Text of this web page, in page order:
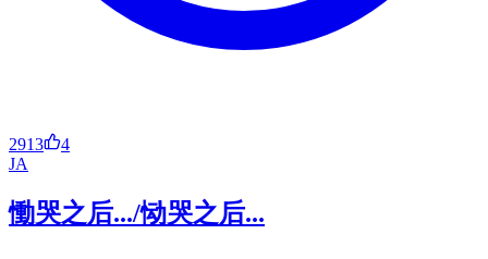
2913
4
JA
慟哭之后.../恸哭之后...